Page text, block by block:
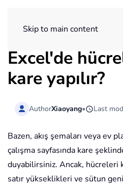
Skip to main content
Excel'de
kare yapılır?
AuthorXiaoyang• Last
Bazen, akış şemaları veya ev
çalışma sayfasında kare
duyabilirsiniz. Ancak, hücreleri
satır yükseklikleri ve sütun